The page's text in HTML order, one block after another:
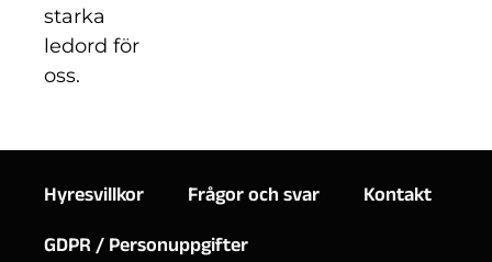
starka
ledord för
oss.
Hyresvillkor Frågor och svar
Kontakt
GDPR / Personuppgifter